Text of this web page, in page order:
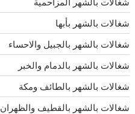
شغالات بالشهر بأبها
شغالات بالشهر بالجبيل والاحساء
شغالات بالشهر بالدمام والخبر
شغالات بالشهر بالطائف ومكة
شغالات بالشهر بالقطيف والظهران